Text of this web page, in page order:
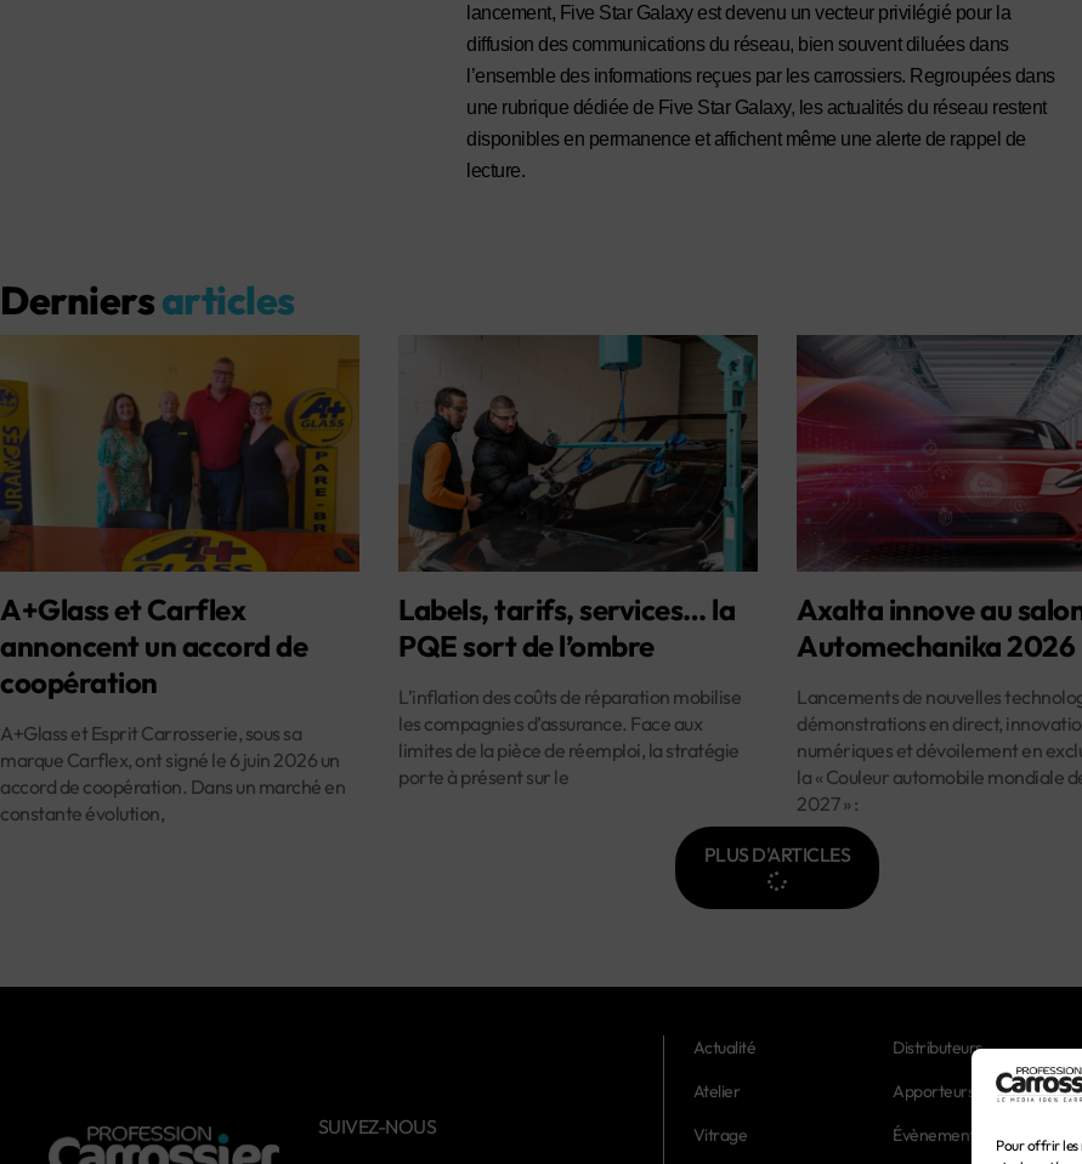
Pour offrir les
lancement, Five Star Galaxy est devenu un vecteur privilégié pour la
diffusion des communications du réseau, bien souvent diluées dans
l’ensemble des informations reçues par les carrossiers. Regroupées dans
une rubrique dédiée de Five Star Galaxy, les actualités du réseau restent
disponibles en permanence et affichent même une alerte de rappel de
lecture.
Derniersarticles
A+Glass et Carflex
annoncent un accord de
coopération
A+Glass et Esprit Carrosserie, sous sa
marque Carflex, ont signé le 6 juin 2026 un
accord de coopération. Dans un marché en
constante évolution,
Labels, tarifs, services… la
PQE sort de l’ombre
L’inflation des coûts de réparation mobilise
les compagnies d’assurance. Face aux
limites de la pièce de réemploi, la stratégie
porte à présent sur le
Axalta innove au
Automechanika 2026
Lancements de nouvelles
démonstrations en direct,
numériques et dévoilement en
la « Couleur automobile mondiale
2027 » :
PLUS D'ARTICLES
SUIVEZ-NOUS
Actualité
Atelier
Vitrage
Distributeurs
Apporteurs d'affaires
Évènements